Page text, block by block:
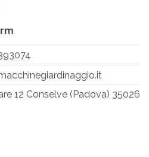
12 Conselve (Padova) 35026